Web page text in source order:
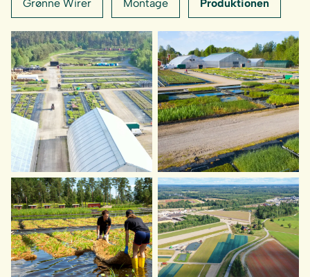
Grønne Wirer Montage Produktionen